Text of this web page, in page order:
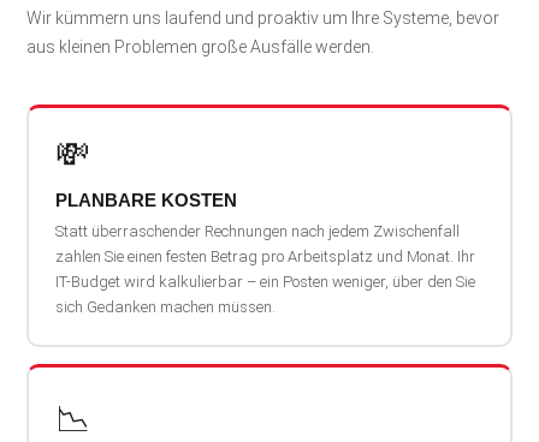
Wir kümmern uns laufend und proaktiv um Ihre Systeme, bevor
aus kleinen Problemen große Ausfälle werden.
💸
PLANBARE KOSTEN
Statt überraschender Rechnungen nach jedem Zwischenfall
zahlen Sie einen festen Betrag pro Arbeitsplatz und Monat. Ihr
IT-Budget wird kalkulierbar – ein Posten weniger, über den Sie
sich Gedanken machen müssen.
📉